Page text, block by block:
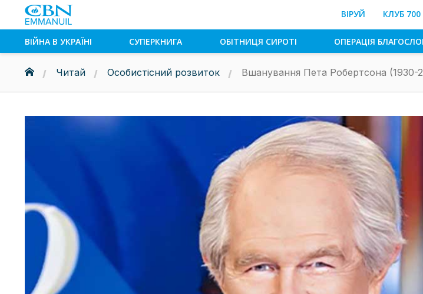
ВІРУЙ КЛУБ 700
ВІЙНА В УКРАЇНІ СУПЕРКНИГА ОБІТНИЦЯ СИРОТІ ОПЕРАЦІЯ
Читай Особистісний розвиток Вшанування Пета Робертсона (1930-